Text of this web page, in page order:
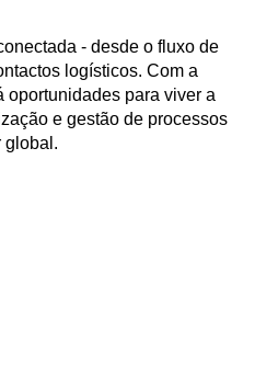
- desde o fluxo de
logísticos. Com a
oportunidades para viver a
e gestão de processos
global.